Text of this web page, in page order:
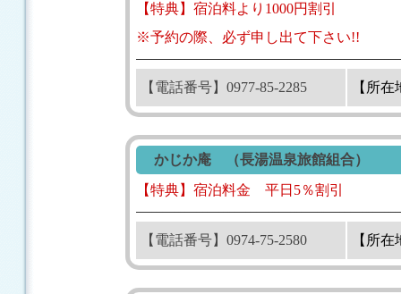
【特典】宿泊料より1000円割引
※予約の際、必ず申し出て下さい!!
【電話番号】0977-85-2285 【所在
かじか庵 （長湯温泉旅館組合）
【特典】宿泊料金 平日5％割引
【電話番号】0974-75-2580 【所在